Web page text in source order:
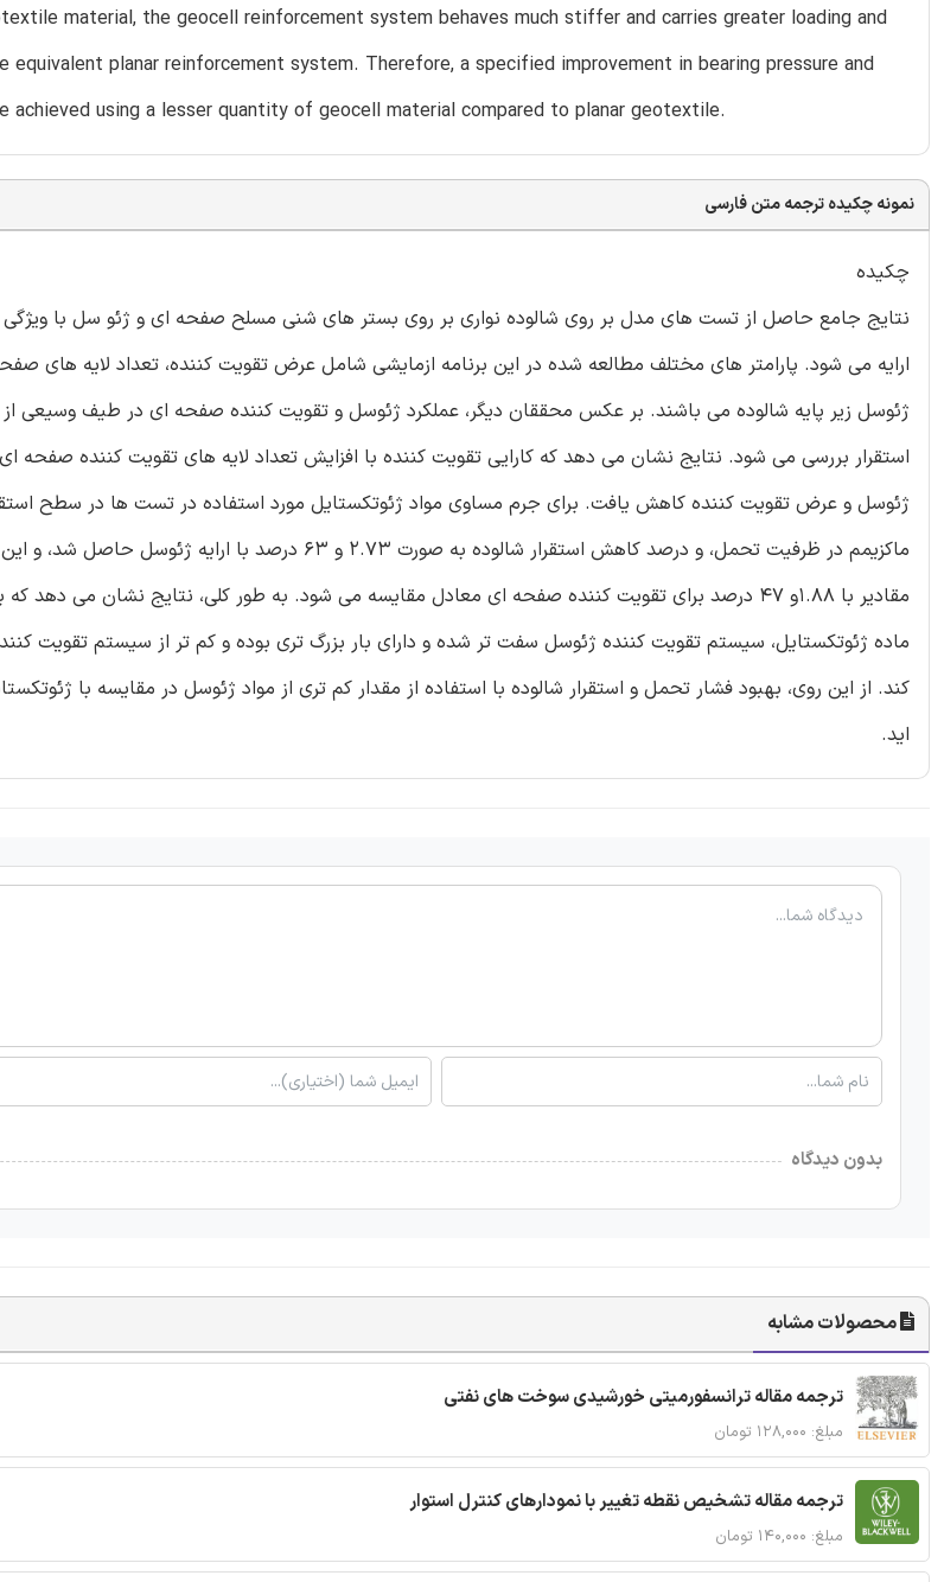
material, the geocell reinforcement system behaves much stiffer and carries greater loading and
planar reinforcement system. Therefore, a specified improvement in bearing pressure and
using a lesser quantity of geocell material compared to planar geotextile.
نمونه چکیده ترجمه متن فارسی
چکیده
نتایج جامع حاصل از تست های مدل بر روی شالوده نواری بر روی بستر های شنی مسلح صفحه ای و ژئو سل با
ارایه می شود. پارامتر های مختلف مطالعه شده در این برنامه ازمایشی شامل عرض تقویت کننده، تعداد لایه های
ژئوسل زیر پایه شالوده می باشند. بر عکس محققان دیگر، عملکرد ژئوسل و تقویت کننده صفحه ای در طیف وسیعی
استقرار بررسی می شود. نتایج نشان می دهد که کارایی تقویت کننده با افزایش تعداد لایه های تقویت کننده صفحه ای
ماکزیمم در ظرفیت تحمل، و درصد کاهش استقرار شالوده به صورت 2.73 و 63 درصد با
مقادیر با 1.88و 47 درصد برای تقویت کننده صفحه ای معادل مقایسه می شود. به طور کلی، نتایج نشان می دهد
ماده ژئوتکستایل، سیستم تقویت کننده ژئوسل سفت تر شده و دارای بار بزرگ تری بوده و کم تر از سیستم تقویت
کند. از این روی، بهبود فشار تحمل و استقرار شالوده با استفاده از مقدار کم تری از مواد ژئوسل در مقایسه با
اید.
بدون دیدگاه
محصولات مشابه
ترجمه مقاله ترانسفورمیتی خورشیدی سوخت های نفتی
مبلغ: ۱۲۸,۰۰۰ تومان
ترجمه مقاله تشخیص نقطه تغییر با نمودارهای کنترل استوار
مبلغ: ۱۴۰,۰۰۰ تومان